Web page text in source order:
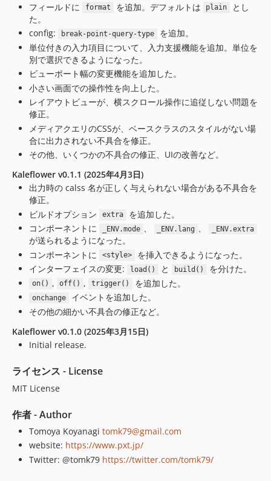
フィールドに
format を追加。デフォルトは plain
とし
た。
config:
break-point-query-type
を追加。
単位付きの入力項目について、入力支援機能を追加。単位を
別で選択できるようになった。
ビューポート幅の変更機能を追加した。
小さい画面での操作性を向上した。
レイアウトビューが、横スクロール操作に追従しない問題を
修正。
メディアクエリのCSSが、ベースクラスのスタイルがない場
合に出力されない不具合を修正。
その他、いくつかの不具合の修正、UIの改善など。
Kaleflower v0.1.1 (2025年4月3日)
出力時の calss 名が正しく与えられない場合がある不具合を
修正。
ビルドオプション
extra
を追加した。
コンポーネントに
_ENV.mode 、 _ENV.lang 、 _ENV.extra
が送られるようになった。
コンポーネントに
<style>
を挿入できるようになった。
インターフェイスの変更:
load() と build() を分けた。
on() , off() , trigger() を追加した。
onchange
イベントを追加した。
その他の細かい不具合の修正など。
Kaleflower v0.1.0 (2025年3月15日)
Initial release.
ライセンス - License
MIT License
作者 - Author
Tomoya Koyanagi tomk79@gmail.com
website: https://www.pxt.jp/
Twitter: @tomk79 https://twitter.com/tomk79/